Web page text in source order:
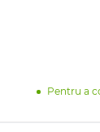
Pentru a